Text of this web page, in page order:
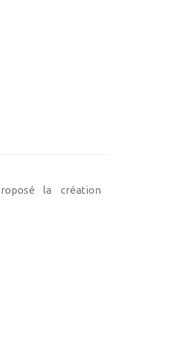
la création